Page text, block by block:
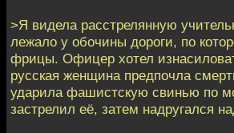
>Я видела расстрелянную
лежало у обочины дороги, по
фрицы. Офицер хотел
русская женщина предпочла
ударила фашистскую свинью по
застрелил её, затем надругался